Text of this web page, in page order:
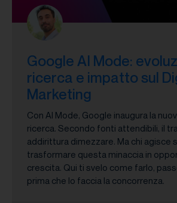
Google AI Mode:
ricerca e impatto sul
Marketing
Con AI Mode, Google inaugura la
ricerca. Secondo fonti attendibili, il
addirittura dimezzare. Ma chi agisce
trasformare questa minaccia in
crescita. Qui ti svelo come farlo,
prima che lo faccia la concorrenza.